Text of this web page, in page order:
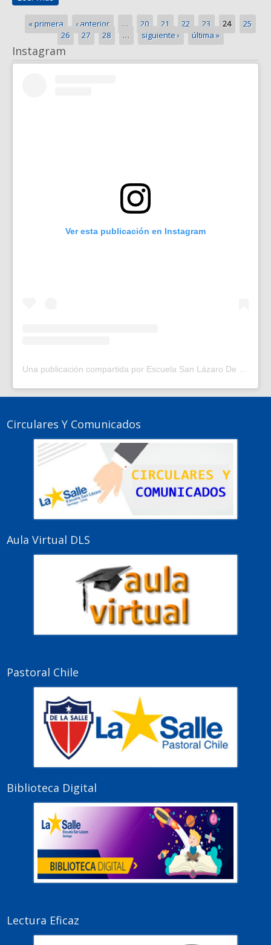
Páginas
« primera ‹ anterior … 20 21 22 23 24
25
26
27 28 … siguiente › última »
Instagram
Ver esta publicación en Instagram
Una publicación compartida por Escuela San Lázaro De La Salle | Escuela en Santiago Centro | (@escuelasanlazaro)
Circulares Y Comunicados
Aula Virtual DLS
Pastoral Chile
Biblioteca Digital
Lectura Eficaz